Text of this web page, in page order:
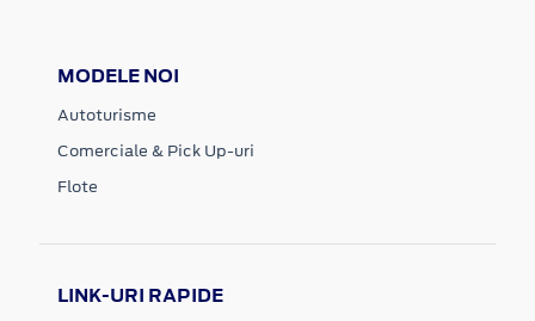
MODELE NOI
Autoturisme
Comerciale & Pick Up-uri
Flote
LINK-URI RAPIDE